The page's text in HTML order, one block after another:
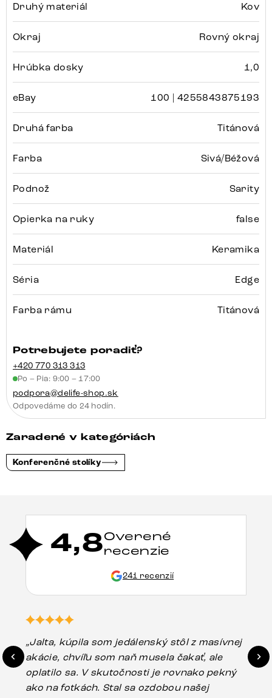
Druhý materiál Kov
Okraj Rovný okraj
Hrúbka dosky 1,0
eBay 100 | 4255843875193
Druhá farba Titánová
Farba Sivá/Béžová
Podnož Sarity
Opierka na ruky false
Materiál Keramika
Séria Edge
Farba rámu Titánová
Potrebujete poradiť?
+420 770 313 313
Po – Pia: 9:00 – 17:00
podpora@delife-shop.sk
Odpovedáme do 24 hodín.
Zaradené v kategóriách
Konferenčné stolíky
4,8Overené
recenzie
241 recenzií
„Jalta, kúpila som jedálenský stôl z masívnej
akácie, chvíľu som naň musela čakať, ale
oplatilo sa. V skutočnosti je rovnako pekný
ako na fotkách. Stal sa ozdobou našej